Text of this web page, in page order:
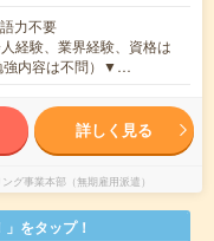
力不要
経験、業界経験、資格は
強内容は不問）▼…
詳しく見る
グ事業本部（無期雇用派遣）
をタップ！